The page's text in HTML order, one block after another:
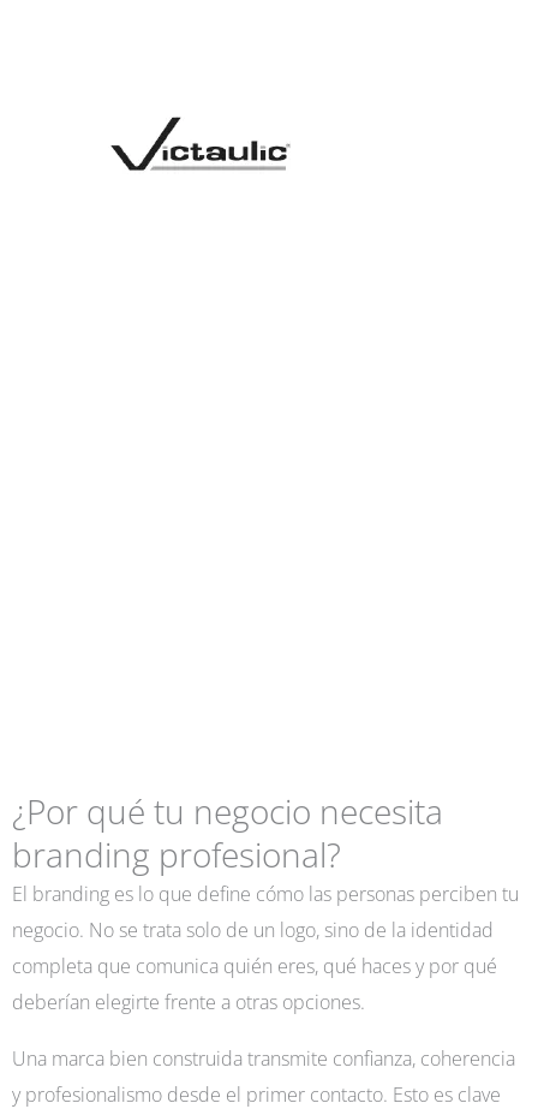
¿Por qué tu negocio necesita
branding profesional?
El branding es lo que define cómo las personas perciben tu
negocio. No se trata solo de un logo, sino de la identidad
completa que comunica quién eres, qué haces y por qué
deberían elegirte frente a otras opciones.
Una marca bien construida transmite confianza, coherencia
y profesionalismo desde el primer contacto. Esto es clave